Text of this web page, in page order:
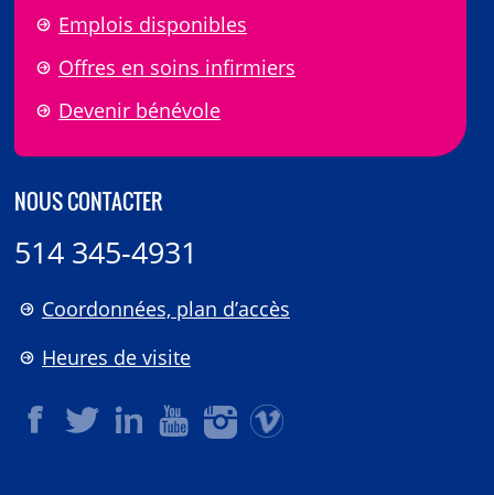
Emplois disponibles
Offres en soins infirmiers
Devenir bénévole
NOUS CONTACTER
514 345-4931
Coordonnées, plan d’accès
Heures de visite